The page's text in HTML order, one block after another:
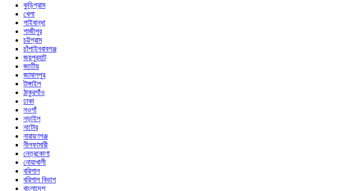
কুড়িগ্রাম
খেলা
গাইবান্ধা
গাজীপুর
চট্টগ্রাম
চাঁপাইনবাবগঞ্জ
জয়পুরহাট
জাতীয়
জামালপুর
টাঙ্গাইল
ঠাকুরগাঁও
ঢাকা
নওগাঁ
নড়াইল
নাটোর
নারায়ণগঞ্জ
নীলফামারী
নেত্রকোণা
নোয়াখালী
বরিশাল
বরিশাল বিভাগ
বাংলাদেশ